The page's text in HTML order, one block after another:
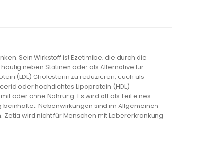
Sein Wirkstoff ist Ezetimibe, die durch die
neben Statinen oder als Alternative für
(LDL) Cholesterin zu reduzieren, auch als
oder hochdichtes Lipoprotein (HDL)
oder ohne Nahrung. Es wird oft als Teil eines
Nebenwirkungen sind im Allgemeinen
wird nicht für Menschen mit Lebererkrankung